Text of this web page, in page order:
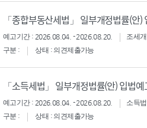
「종합부동산세법」 일부개정법률(안)
예고기간 : 2026.08.04. - 2026.08.20.
조세
구분 :
상태 : 의견제출가능
「소득세법」 일부개정법률(안) 입법예
예고기간 : 2026.08.04. - 2026.08.20.
소득
구분 :
상태 : 의견제출가능